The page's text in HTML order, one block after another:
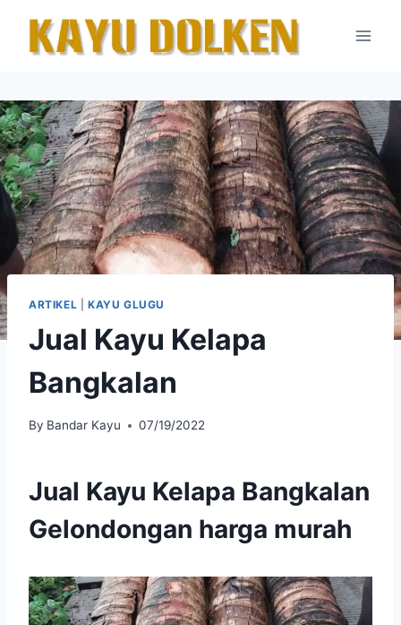
content
ARTIKEL KAYU GLUGU
Jual Kayu Kelapa
Bangkalan
By Bandar Kayu 07/19/2022
Jual Kayu Kelapa Bangkalan
Gelondongan harga murah